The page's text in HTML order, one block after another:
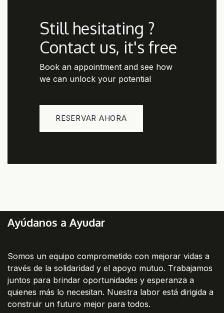
Still hesitating ?
Contact us, it's free
Book an appointment and see how
we can unlock your potential
RESERVAR AHORA
Ayúdanos a Ayudar
Somos un equipo comprometido con mejorar vidas a
través de la solidaridad y el apoyo mutuo. Trabajamos
juntos para brindar oportunidades y esperanza a
quienes más lo necesitan. Nuestra labor está dirigida a
construir un futuro mejor para todos.